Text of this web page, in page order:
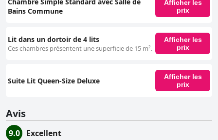
Bains Commune
Afficher les
prix
Lit dans un dortoir de 4 lits
Ces chambres présentent une superficie de 15 m².
Afficher les
prix
Suite Lit Queen-Size Deluxe
Afficher les
prix
Avis
9.0 Excellent